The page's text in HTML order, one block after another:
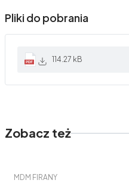
Pliki do pobrania
114.27 kB
Zobacz też
PRODUCENT
MDM FIRANY